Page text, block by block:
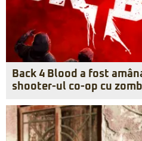
Back 4 Blood a fost
shooter-ul co-op cu